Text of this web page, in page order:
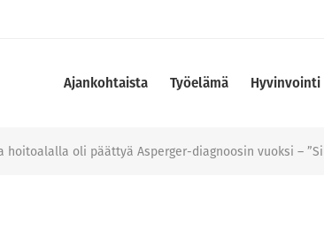
Ajankohtaista Työelämä Hyvinvointi
hoitoalalla oli päättyä Asperger-diagnoosin vuoksi –